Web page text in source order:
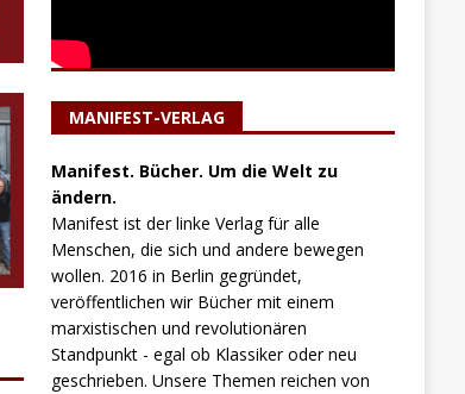
MANIFEST-VERLAG
Manifest. Bücher. Um die Welt zu
ändern.
Manifest ist der linke Verlag für alle
Menschen, die sich und andere bewegen
wollen. 2016 in Berlin gegründet,
veröffentlichen wir Bücher mit einem
marxistischen und revolutionären
Standpunkt - egal ob Klassiker oder neu
geschrieben. Unsere Themen reichen von